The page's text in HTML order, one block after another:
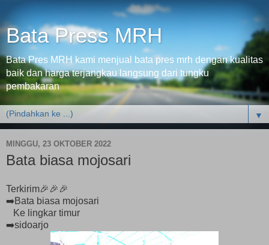
Bata Press MRH
Bata Pres MRH kami menjual bata pres mrh dengan kualitas
baik dan harga terjangkau langsung dari tungku
pembakaran
▼
MINGGU, 23 OKTOBER 2022
Bata biasa mojosari
Terkirim🎉🎉🎉
➡️Bata biasa mojosari
Ke lingkar timur
➡️sidoarjo